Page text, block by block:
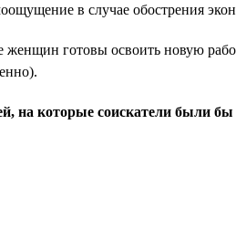
в случае обострения
готовы освоить новую
на которые соискатели были